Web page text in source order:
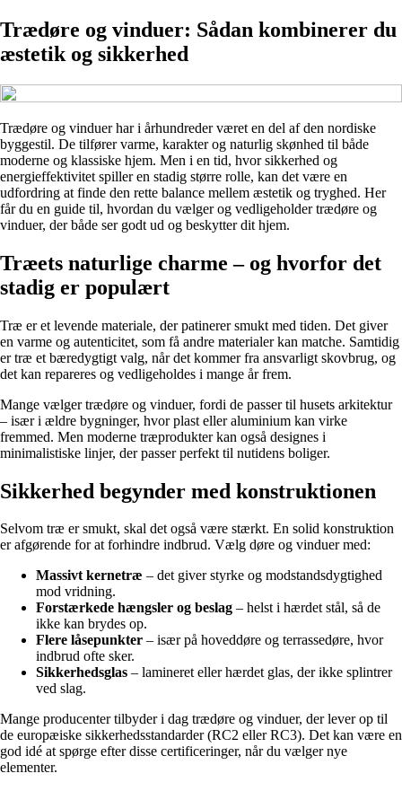
Trædøre og vinduer: Sådan kombinerer du
æstetik og sikkerhed
Trædøre og vinduer har i århundreder været en del af den nordiske
byggestil. De tilfører varme, karakter og naturlig skønhed til både
moderne og klassiske hjem. Men i en tid, hvor sikkerhed og
energieffektivitet spiller en stadig større rolle, kan det være en
udfordring at finde den rette balance mellem æstetik og tryghed. Her
får du en guide til, hvordan du vælger og vedligeholder trædøre og
vinduer, der både ser godt ud og beskytter dit hjem.
Træets naturlige charme – og hvorfor det
stadig er populært
Træ er et levende materiale, der patinerer smukt med tiden. Det giver
en varme og autenticitet, som få andre materialer kan matche. Samtidig
er træ et bæredygtigt valg, når det kommer fra ansvarligt skovbrug, og
det kan repareres og vedligeholdes i mange år frem.
Mange vælger trædøre og vinduer, fordi de passer til husets arkitektur
– især i ældre bygninger, hvor plast eller aluminium kan virke
fremmed. Men moderne træprodukter kan også designes i
minimalistiske linjer, der passer perfekt til nutidens boliger.
Sikkerhed begynder med konstruktionen
Selvom træ er smukt, skal det også være stærkt. En solid konstruktion
er afgørende for at forhindre indbrud. Vælg døre og vinduer med:
Massivt kernetræ – det giver styrke og modstandsdygtighed
mod vridning.
Forstærkede hængsler og beslag – helst i hærdet stål, så de
ikke kan brydes op.
Flere låsepunkter – især på hoveddøre og terrassedøre, hvor
indbrud ofte sker.
Sikkerhedsglas – lamineret eller hærdet glas, der ikke splintrer
ved slag.
Mange producenter tilbyder i dag trædøre og vinduer, der lever op til
de europæiske sikkerhedsstandarder (RC2 eller RC3). Det kan være en
god idé at spørge efter disse certificeringer, når du vælger nye
elementer.